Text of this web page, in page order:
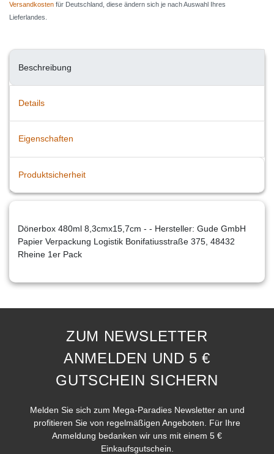
Versandkosten für Deutschland, diese ändern sich je nach Auswahl Ihres
Lieferlandes.
Beschreibung
Details
Eigenschaften
Produktsicherheit
Dönerbox 480ml 8,3cmx15,7cm - - Hersteller: Gude GmbH
Papier Verpackung Logistik Bonifatiusstraße 375, 48432
Rheine 1er Pack
ZUM NEWSLETTER
ANMELDEN UND 5 €
GUTSCHEIN SICHERN
Melden Sie sich zum Mega-Paradies Newsletter an und
profitieren Sie von regelmäßigen Angeboten. Für Ihre
Anmeldung bedanken wir uns mit einem 5 €
Einkaufsgutschein.